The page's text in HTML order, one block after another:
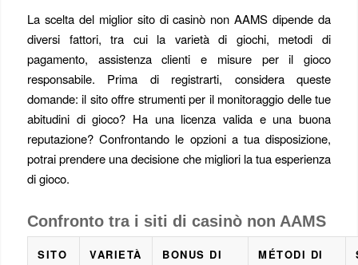
La scelta del miglior sito di casinò non AAMS dipende da
diversi fattori, tra cui la varietà di giochi, metodi di
pagamento, assistenza clienti e misure per il gioco
responsabile. Prima di registrarti, considera queste
domande: il sito offre strumenti per il monitoraggio delle tue
abitudini di gioco? Ha una licenza valida e una buona
reputazione? Confrontando le opzioni a tua disposizione,
potrai prendere una decisione che migliori la tua esperienza
di gioco.
Confronto tra i siti di casinò non AAMS
SITO
VARIETÀ
BONUS DI
MÉTODI DI